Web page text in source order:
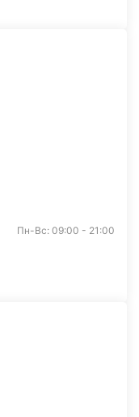
Пн-Вс: 09:00 - 21:00